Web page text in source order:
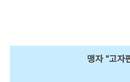
맹자 "고자